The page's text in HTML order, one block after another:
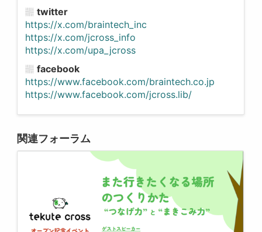
twitter
https://x.com/braintech_inc
https://x.com/jcross_info
https://x.com/upa_jcross
facebook
https://www.facebook.com/braintech.co.jp
https://www.facebook.com/jcross.lib/
関連フォーラム